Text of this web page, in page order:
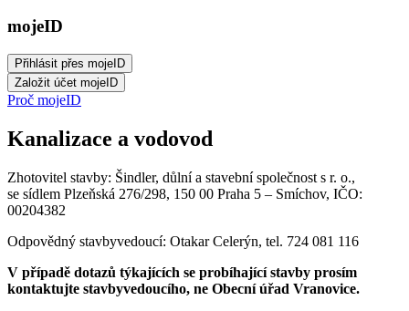
mojeID
Proč mojeID
Kanalizace a vodovod
Zhotovitel stavby: Šindler, důlní a stavební společnost s r. o.,
se sídlem Plzeňská 276/298, 150 00 Praha 5 – Smíchov, IČO:
00204382
Odpovědný stavbyvedoucí: Otakar Celerýn, tel. 724 081 116
V případě dotazů týkajících se probíhající stavby prosím
kontaktujte stavbyvedoucího, ne Obecní úřad Vranovice.